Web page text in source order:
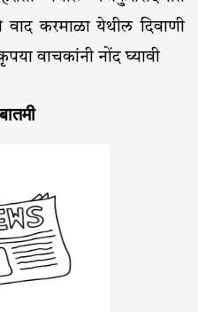
वाद करमाळा येथील दिवाणी
वाचकांनी नोंद घ्यावी